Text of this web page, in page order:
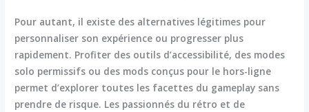
Pour autant, il existe des alternatives légitimes pour
personnaliser son expérience ou progresser plus
rapidement. Profiter des outils d’accessibilité, des modes
solo permissifs ou des mods conçus pour le hors-ligne
permet d’explorer toutes les facettes du gameplay sans
prendre de risque. Les passionnés du rétro et de